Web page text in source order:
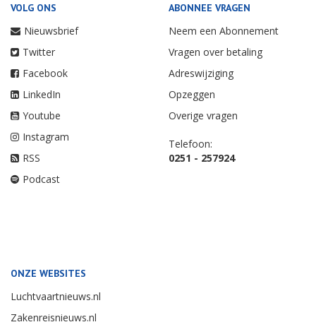
VOLG ONS
Nieuwsbrief
Twitter
Facebook
LinkedIn
Youtube
Instagram
RSS
Podcast
ABONNEE VRAGEN
Neem een Abonnement
Vragen over betaling
Adreswijziging
Opzeggen
Overige vragen
Telefoon:
0251 - 257924
ONZE WEBSITES
Luchtvaartnieuws.nl
Zakenreisnieuws.nl